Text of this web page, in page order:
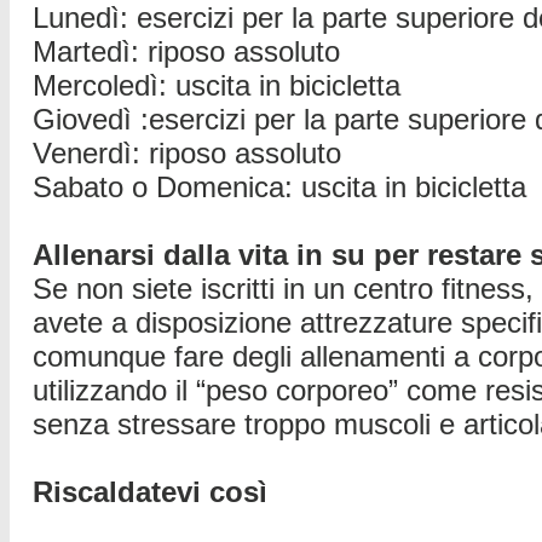
Lunedì: esercizi per la parte superiore
Martedì: riposo assoluto
Mercoledì: uscita in bicicletta
Giovedì :esercizi per la parte superiore
Venerdì: riposo assoluto
Sabato o Domenica: uscita in bicicletta
Allenarsi dalla vita in su per restare
Se non siete iscritti in un centro
avete a disposizione attrezzature
comunque fare degli allenamenti a
utilizzando il “peso corporeo” come
senza stressare troppo muscoli e
Riscaldatevi così